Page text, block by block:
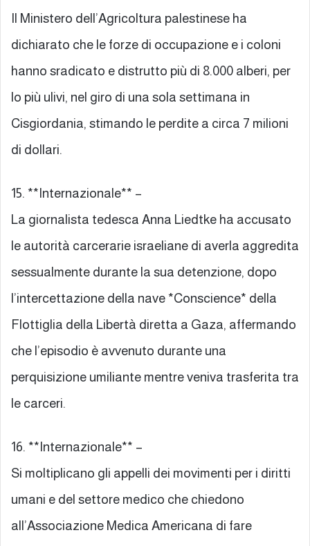
Il Ministero dell’Agricoltura palestinese ha
dichiarato che le forze di occupazione e i coloni
hanno sradicato e distrutto più di 8.000 alberi, per
lo più ulivi, nel giro di una sola settimana in
Cisgiordania, stimando le perdite a circa 7 milioni
di dollari.
15. **Internazionale** –
La giornalista tedesca Anna Liedtke ha accusato
le autorità carcerarie israeliane di averla aggredita
sessualmente durante la sua detenzione, dopo
l’intercettazione della nave *Conscience* della
Flottiglia della Libertà diretta a Gaza, affermando
che l’episodio è avvenuto durante una
perquisizione umiliante mentre veniva trasferita tra
le carceri.
16. **Internazionale** –
Si moltiplicano gli appelli dei movimenti per i diritti
umani e del settore medico che chiedono
all’Associazione Medica Americana di fare